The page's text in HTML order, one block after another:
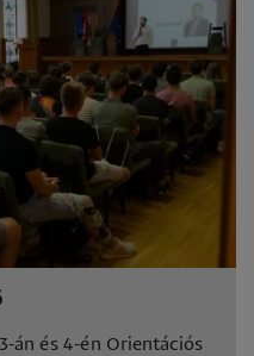
án és 4-én Orientációs